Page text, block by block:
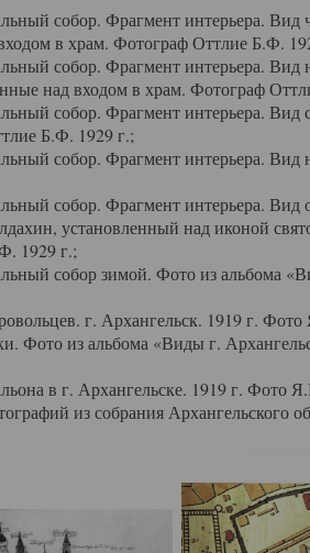
собор. Фрагмент интерьера. Вид
в храм. Фотограф Оттлие Б.Ф.
собор. Фрагмент интерьера. Вид
над входом в храм. Фотограф
собор. Фрагмент интерьера. Вид
Б.Ф. 1929 г.;
собор. Фрагмент интерьера. Вид
собор. Фрагмент интерьера. Вид
установленный над иконой
1929 г.;
собор зимой. Фото из альбома
г. Архангельск. 1919 г.
Фото из альбома «Виды г.
в г. Архангельске. 1919 г. Фото
из собрания Архангельского